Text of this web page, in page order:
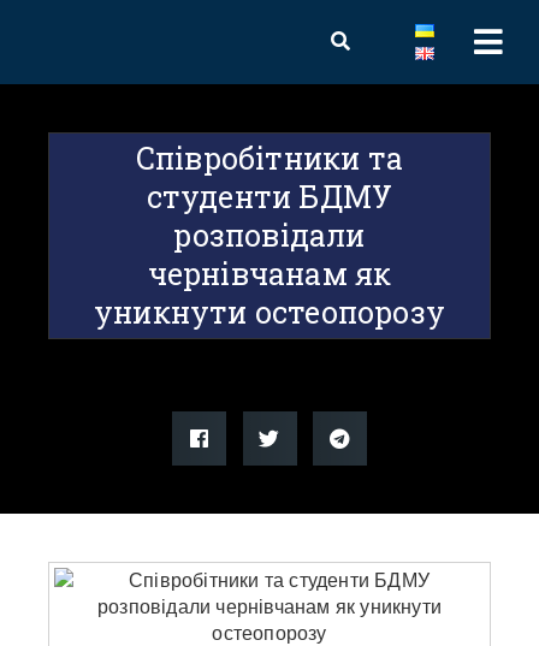
Співробітники та
студенти БДМУ
розповідали
чернівчанам як
уникнути остеопорозу